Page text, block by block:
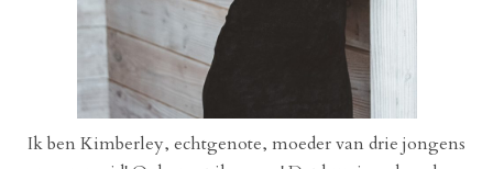
Ik ben Kimberley, echtgenote, moeder van drie jongens